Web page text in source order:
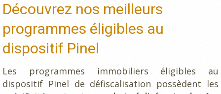
Découvrez nos meilleurs
programmes éligibles au
dispositif Pinel
Les programmes immobiliers éligibles au
dispositif Pinel de défiscalisation possèdent les